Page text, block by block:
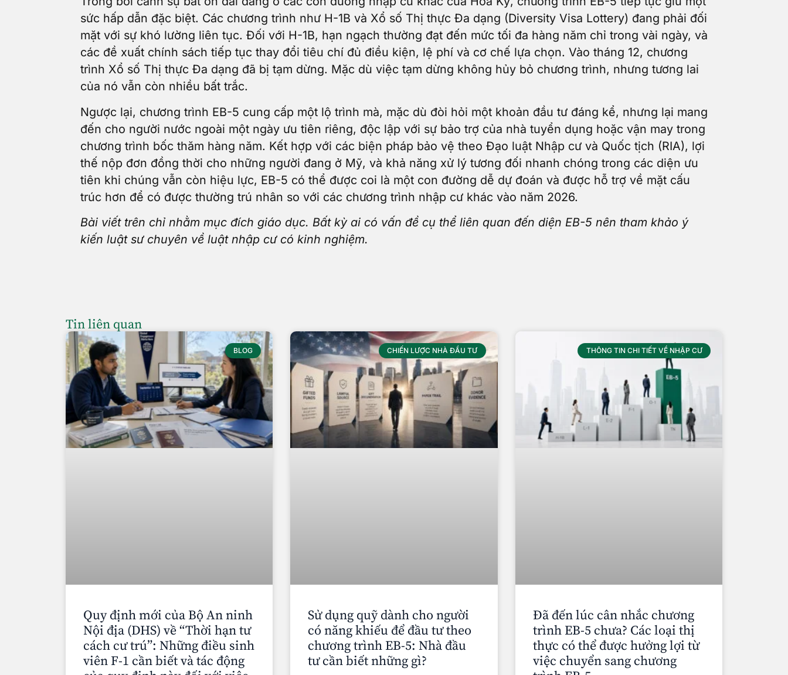
sức hấp dẫn đặc biệt. Các chương trình như H-1B và Xổ số Thị thực Đa dạng (Diversity Visa Lottery) đang phải đối
mặt với sự khó lường liên tục. Đối với H-1B, hạn ngạch thường đạt đến mức tối đa hàng năm chỉ trong vài ngày, và
các đề xuất chính sách tiếp tục thay đổi tiêu chí đủ điều kiện, lệ phí và cơ chế lựa chọn. Vào tháng 12, chương
trình Xổ số Thị thực Đa dạng đã bị tạm dừng. Mặc dù việc tạm dừng không hủy bỏ chương trình, nhưng tương lai
của nó vẫn còn nhiều bất trắc.
Ngược lại, chương trình EB-5 cung cấp một lộ trình mà, mặc dù đòi hỏi một khoản đầu tư đáng kể, nhưng lại mang
đến cho người nước ngoài một ngày ưu tiên riêng, độc lập với sự bảo trợ của nhà tuyển dụng hoặc vận may trong
chương trình bốc thăm hàng năm. Kết hợp với các biện pháp bảo vệ theo Đạo luật Nhập cư và Quốc tịch (RIA), lợi
thế nộp đơn đồng thời cho những người đang ở Mỹ, và khả năng xử lý tương đối nhanh chóng trong các diện ưu
tiên khi chúng vẫn còn hiệu lực, EB-5 có thể được coi là một con đường dễ dự đoán và được hỗ trợ về mặt cấu
trúc hơn để có được thường trú nhân so với các chương trình nhập cư khác vào năm 2026.
Bài viết trên chỉ nhằm mục đích giáo dục. Bất kỳ ai có vấn đề cụ thể liên quan đến diện EB-5 nên tham khảo ý
kiến luật sư chuyên về luật nhập cư có kinh nghiệm.
Tin liên quan
BLOG
Quy định mới của Bộ An ninh
Nội địa (DHS) về “Thời hạn tư
cách cư trú”: Những điều sinh
viên F-1 cần biết và tác động
CHIẾN LƯỢC NHÀ ĐẦU TƯ
Sử dụng quỹ dành cho người
có năng khiếu để đầu tư theo
chương trình EB-5: Nhà đầu
tư cần biết những gì?
THÔNG TIN CHI TIẾT VỀ NHẬP CƯ
Đã đến lúc cân nhắc chương
trình EB-5 chưa? Các loại thị
thực có thể được hưởng lợi từ
việc chuyển sang chương